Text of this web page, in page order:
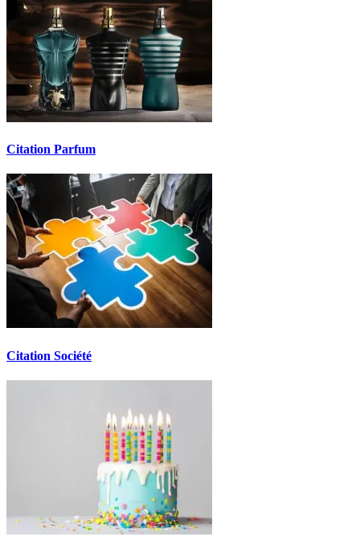
Citation Parfum
Citation Société